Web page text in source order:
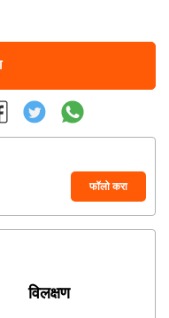
फॉलो करा
विलक्षण